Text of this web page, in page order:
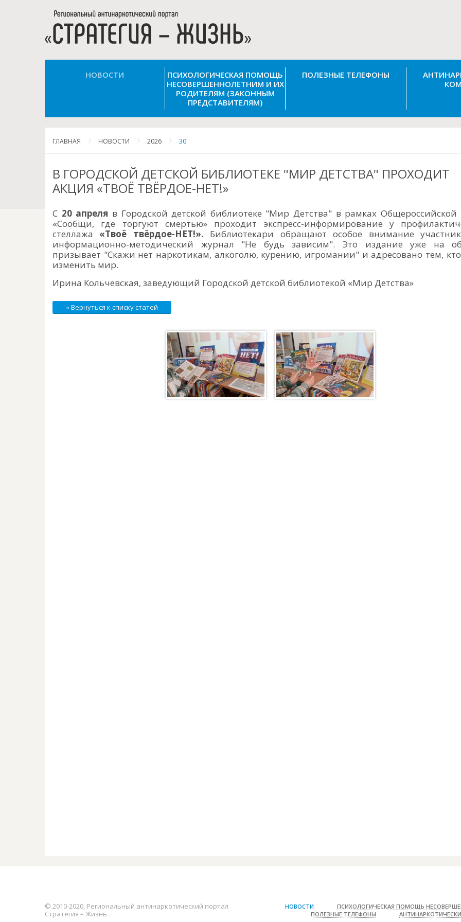
НОВОСТИ
ПСИХОЛОГИЧЕСКАЯ ПОМОЩЬ
НЕСОВЕРШЕННОЛЕТНИМ И ИХ
РОДИТЕЛЯМ (ЗАКОННЫМ
ПРЕДСТАВИТЕЛЯМ)
ПОЛЕЗНЫЕ ТЕЛЕФОНЫ
ГЛАВНАЯ НОВОСТИ 2026 30
В ГОРОДСКОЙ ДЕТСКОЙ БИБЛИОТЕКЕ "МИР ДЕТСТВА" ПРОХОДИТ
АКЦИЯ «ТВОЁ ТВЁРДОЕ-НЕТ!»
С 20 апреля в Городской детской библиотеке "Мир Детства" в рамках Общероссийской
«Сообщи, где торгуют смертью» проходит экспресс-информирование у
стеллажа «Твоё твёрдое-НЕТ!». Библиотекари обращают особое внимание
информационно-методический журнал "Не будь зависим". Это издание уже на
призывает "Скажи нет наркотикам, алкоголю, курению, игромании" и адресовано тем,
изменить мир.
Ирина Кольчевская, заведующий Городской детской библиотекой «Мир Детства»
« Вернуться к списку статей
© 2010-2020, Региональный антинаркотический портал
Стратегия – Жизнь
НОВОСТИ
ПСИХОЛОГИЧЕСКАЯ ПОМОЩЬ
ПОЛЕЗНЫЕ ТЕЛЕФОНЫ